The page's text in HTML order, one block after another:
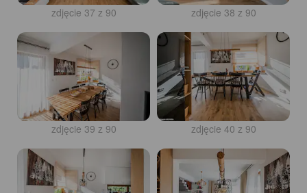
zdjęcie 37 z 90 zdjęcie 38 z 90
zdjęcie 39 z 90 zdjęcie 40 z 90